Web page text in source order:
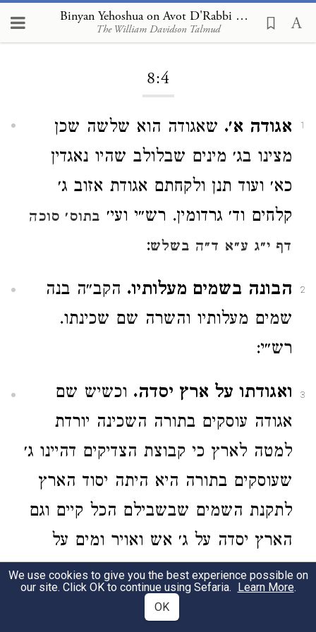
Binyan Yehoshua on Avot D'Rabbi Natan 8:4
The William Davidson Talmud
Loading...
8:4
1 אגודה א׳. שאגודה הוא שלשה שכן
מצינו בג׳ מינים שבלולב שהיו נאגדין
כא׳ ועוד תנן ולקחתם אגודת אזוב ג׳
קלחים וד׳ גרדומין. רש״י ועי׳ בתוס׳ סוכה
דף י״ג ע״א ד״ה בשלש:
2 הבונה בשמים מעלותיו. הקב״ה בנה
שמים מעלותיו והשרה שם שכינתו.
רש״י:
3 ואגודתו על ארץ יסדה. וכשיש שם
אגודה עוסקים בתורה השכינה יורדת
למטה לארץ כי קבוצת הצדיקים דהיינו ג׳
שעוסקים בתורה היא היתה יסוד הארץ
לתקנת השמים שבשבילם הכל קיים וגם
הארץ יסדה על ג׳ אש ואויר ומים על
יסוד ארץ הם מקיפים. רש״י ור״ב:
כי שישראל שוין בעצה א׳
We use cookies to give you the best experience possible on
our site. Click OK to continue using Sefaria. Learn More.
OK